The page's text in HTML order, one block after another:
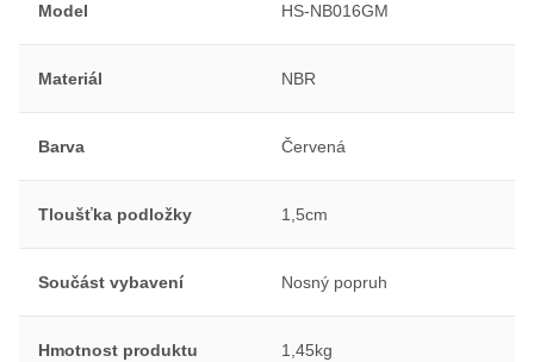
Model HS-NB016GM
Materiál NBR
Barva Červená
Tloušťka podložky 1,5cm
Součást vybavení Nosný popruh
Hmotnost produktu 1,45kg